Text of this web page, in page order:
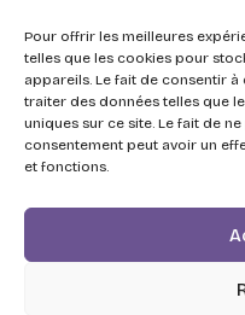
Pour offrir les meilleures
telles que les cookies pour
appareils. Le fait de consentir
traiter des données telles que
uniques sur ce site. Le fait de
consentement peut avoir un
et fonctions.
Nous contacter
2026 - Swott, l'Agentic
triple performance
Respect de la vie privée